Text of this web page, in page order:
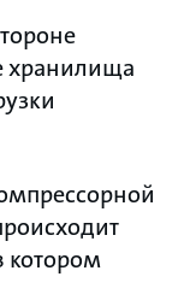
хранилища
котором